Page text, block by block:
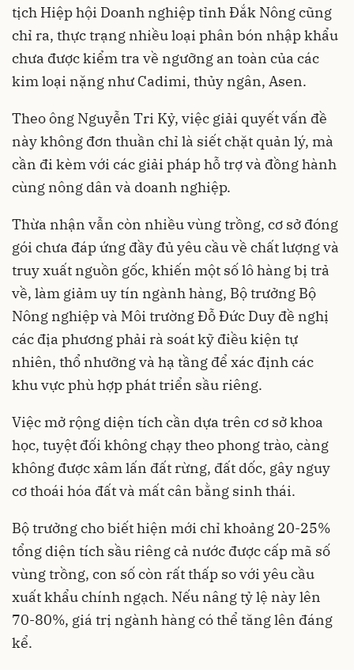
tịch Hiệp hội Doanh nghiệp tỉnh Đắk Nông cũng
chỉ ra, thực trạng nhiều loại phân bón nhập khẩu
chưa được kiểm tra về ngưỡng an toàn của các
kim loại nặng như Cadimi, thủy ngân, Asen.
Theo ông Nguyễn Tri Kỷ, việc giải quyết vấn đề
này không đơn thuần chỉ là siết chặt quản lý, mà
cần đi kèm với các giải pháp hỗ trợ và đồng hành
cùng nông dân và doanh nghiệp.
Thừa nhận vẫn còn nhiều vùng trồng, cơ sở đóng
gói chưa đáp ứng đầy đủ yêu cầu về chất lượng và
truy xuất nguồn gốc, khiến một số lô hàng bị trả
về, làm giảm uy tín ngành hàng, Bộ trưởng Bộ
Nông nghiệp và Môi trường Đỗ Đức Duy đề nghị
các địa phương phải rà soát kỹ điều kiện tự
nhiên, thổ nhưỡng và hạ tầng để xác định các
khu vực phù hợp phát triển sầu riêng.
Việc mở rộng diện tích cần dựa trên cơ sở khoa
học, tuyệt đối không chạy theo phong trào, càng
không được xâm lấn đất rừng, đất dốc, gây nguy
cơ thoái hóa đất và mất cân bằng sinh thái.
Bộ trưởng cho biết hiện mới chỉ khoảng 20-25%
tổng diện tích sầu riêng cả nước được cấp mã số
vùng trồng, con số còn rất thấp so với yêu cầu
xuất khẩu chính ngạch. Nếu nâng tỷ lệ này lên
70-80%, giá trị ngành hàng có thể tăng lên đáng
kể.